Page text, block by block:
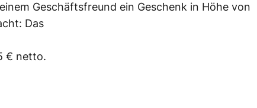
Geschäftsfreund ein Geschenk in Höhe von
Das
€ netto.